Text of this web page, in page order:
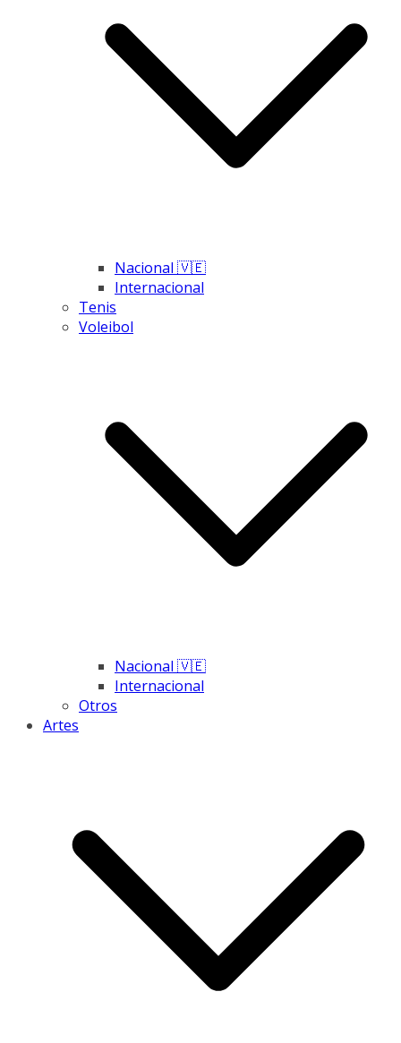
Nacional 🇻🇪
Internacional
Tenis
Voleibol
Nacional 🇻🇪
Internacional
Otros
Artes